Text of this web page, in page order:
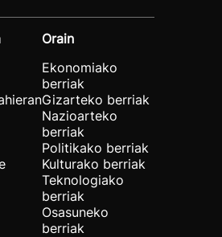
Orain
Ekonomiako
berriak
Gizarteko berriak
Nazioarteko
berriak
Politikako berriak
Kulturako berriak
Teknologiako
berriak
Osasuneko
berriak